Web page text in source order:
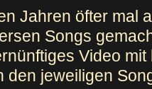
Jahren öfter mal
Songs
Video
den jeweiligen